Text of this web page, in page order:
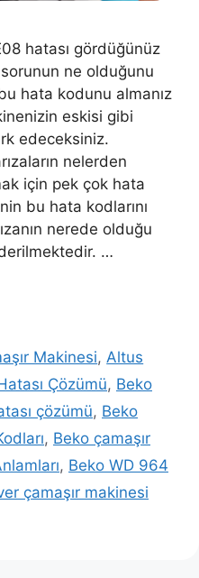
hatası gördüğünüz
ne olduğunu
hata kodunu almanız
eskisi gibi
edeceksiniz.
nelerden
için pek çok hata
bu hata kodlarını
nerede olduğu
…
Makinesi,Altus
Çözümü, Beko
çözümü, Beko
, Beko çamaşır
, Beko WD 964
çamaşır makinesi